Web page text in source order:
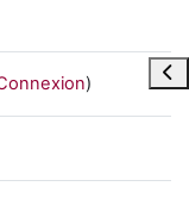
)